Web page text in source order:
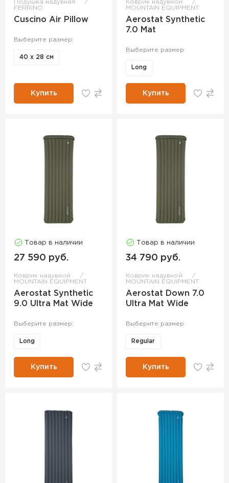
Подушка надувная
FERRINO
Cuscino Air Pillow
Выберите размер:
40 x 28 см
Купить
Коврик надувной
MOUNTAIN EQUIPMENT
Aerostat Synthetic
7.0 Mat
Выберите размер:
Long
Купить
Товар в наличии
27 590 руб.
Коврик надувной
MOUNTAIN EQUIPMENT
Aerostat Synthetic
9.0 Ultra Mat Wide
Выберите размер:
Long
Купить
Товар в наличии
34 790 руб.
Коврик надувной
MOUNTAIN EQUIPMENT
Aerostat Down 7.0
Ultra Mat Wide
Выберите размер:
Regular
Купить